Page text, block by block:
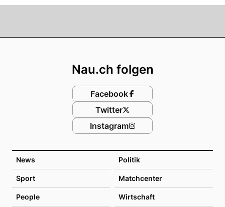
News Politik
Sport Matchcenter
People Wirtschaft
Nau.ch folgen
Facebook
Twitter
Instagram